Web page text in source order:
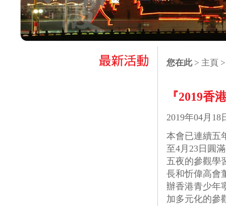
您在此> 主頁 >
『2019香
2019年04月18
本會已連續五
至4月23日圓
五夜的參觀學
長和忻偉高會
辦香港青少年
加多元化的參